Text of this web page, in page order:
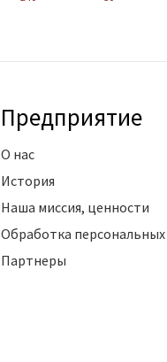
Предприятие
О нас
История
Наша миссия, ценности
Обработка
Партнеры